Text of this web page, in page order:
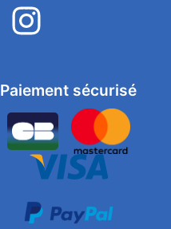
Paiement sécurisé